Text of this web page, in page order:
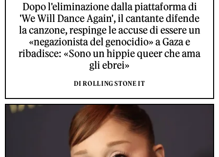
Dopo l'eliminazione dalla piattaforma di
'We Will Dance Again', il cantante difende
la canzone, respinge le accuse di essere un
«negazionista del genocidio» a Gaza e
ribadisce: «Sono un hippie queer che ama
gli ebrei»
DI ROLLING STONE IT